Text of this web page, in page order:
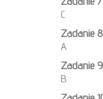
C
Zadanie 8
A
Zadanie 9
B